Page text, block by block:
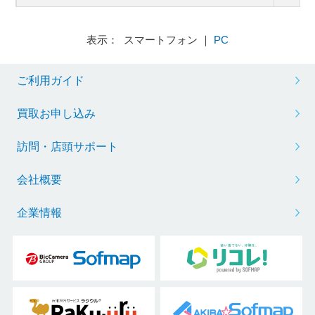
表示： スマートフォン ｜ PC
ご利用ガイド
買取お申し込み
訪問・店頭サポート
会社概要
企業情報